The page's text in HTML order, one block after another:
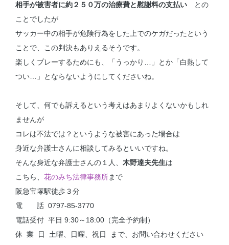
相手が被害者に約２５０万の治療費と慰謝料の支払い との
ことでしたが
サッカー中の相手が危険行為をした上でのケガだったという
ことで、この判決もありえるそうです。
楽しくプレーするためにも、「うっかり…」とか「白熱して
つい…」とならないようにしてくださいね。
そして、何でも訴えるという考えはあまりよくないかもしれ
ませんが
コレは不法では？というような被害にあった場合は
身近な弁護士さんに相談してみるといいですね。
そんな身近な弁護士さんの１人、 木野達夫先生は
こちら、 花のみち法律事務所まで
阪急宝塚駅徒歩３分
電 話 0797-85-3770
電話受付 平日 9:30～18:00（完全予約制）
休 業 日 土曜、日曜、祝日 まで、お問い合わせください